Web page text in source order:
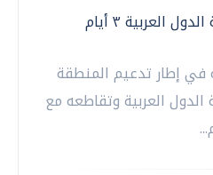
غلق جزئي لشارع جامعة الدول العربية ٣ أيام
في إطار تدعيم المنطقة
الدول العربية وتقاطعه مع